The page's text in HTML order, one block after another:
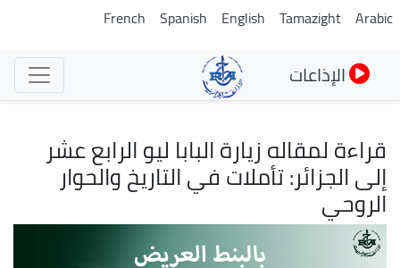
تجاوز
Arabic
Tamazight
English
Spanish
French
الإذاعات
قراءة لمقاله زيارة البابا ليو الرابع عشر
إلى الجزائر: تأملات في التاريخ والحوار
الروحي
الصورة